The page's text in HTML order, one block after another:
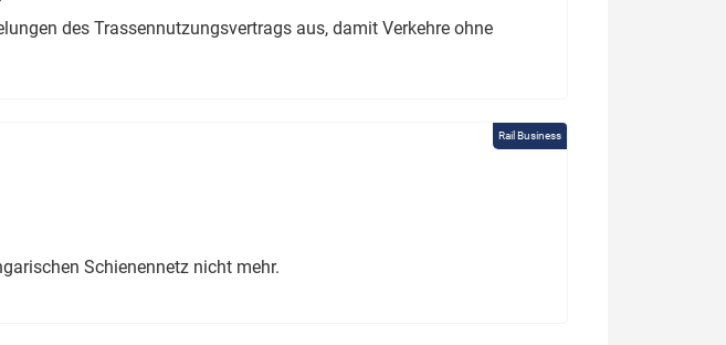
des Trassennutzungsvertrags aus, damit Verkehre ohne
Rail Business
Schienennetz nicht mehr.